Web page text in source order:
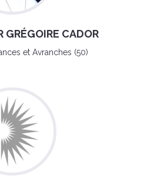
GRÉGOIRE CADOR
et Avranches (50)